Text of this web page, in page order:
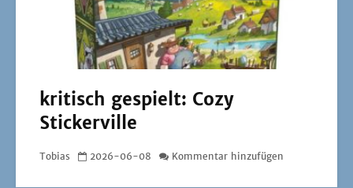
kritisch gespielt: Cozy
Stickerville
Tobias 2026-06-08 Kommentar hinzufügen